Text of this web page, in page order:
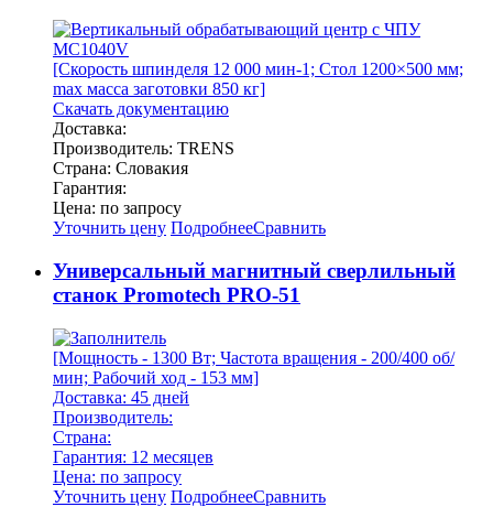
[Скорость шпинделя 12 000 мин-1; Стол 1200×500 мм;
max масса заготовки 850 кг]
Скачать документацию
Доставка:
Производитель: TRENS
Страна: Словакия
Гарантия:
Цена: по запросу
Уточнить цену ПодробнееСравнить
Универсальный магнитный сверлильный
станок Promotech PRO-51
[Мощность - 1300 Вт; Частота вращения - 200/400 об/
мин; Рабочий ход - 153 мм]
Доставка: 45 дней
Производитель:
Страна:
Гарантия: 12 месяцев
Цена: по запросу
Уточнить цену ПодробнееСравнить